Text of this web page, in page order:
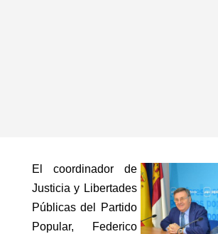
El coordinador de
Justicia y Libertades
Públicas del Partido
Popular, Federico